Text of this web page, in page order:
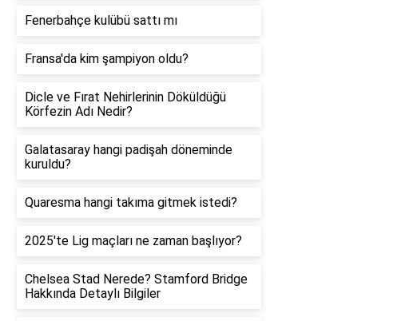
Fenerbahçe kulübü sattı mı
Fransa'da kim şampiyon oldu?
Dicle ve Fırat Nehirlerinin Döküldüğü
Körfezin Adı Nedir?
Galatasaray hangi padişah döneminde
kuruldu?
Quaresma hangi takıma gitmek istedi?
2025'te Lig maçları ne zaman başlıyor?
Chelsea Stad Nerede? Stamford Bridge
Hakkında Detaylı Bilgiler